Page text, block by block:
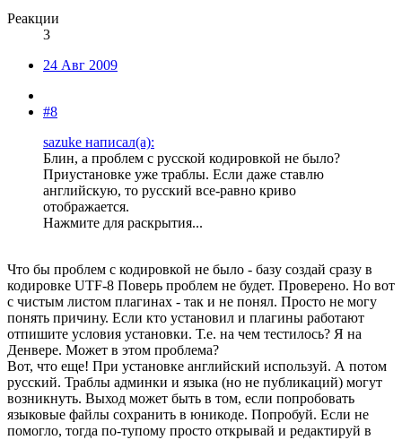
Реакции
3
24 Авг 2009
#8
sazuke написал(а):
Блин, а проблем с русской кодировкой не было?
Приустановке уже траблы. Если даже ставлю
английскую, то русский все-равно криво
отображается.
Нажмите для раскрытия...
Что бы проблем с кодировкой не было - базу создай сразу в
кодировке UTF-8 Поверь проблем не будет. Проверено. Но вот
с чистым листом плагинах - так и не понял. Просто не могу
понять причину. Если кто установил и плагины работают
отпишите условия установки. Т.е. на чем тестилось? Я на
Денвере. Может в этом проблема?
Вот, что еще! При установке английский используй. А потом
русский. Траблы админки и языка (но не публикаций) могут
возникнуть. Выход может быть в том, если попробовать
языковые файлы сохранить в юникоде. Попробуй. Если не
помогло, тогда по-тупому просто открывай и редактируй в